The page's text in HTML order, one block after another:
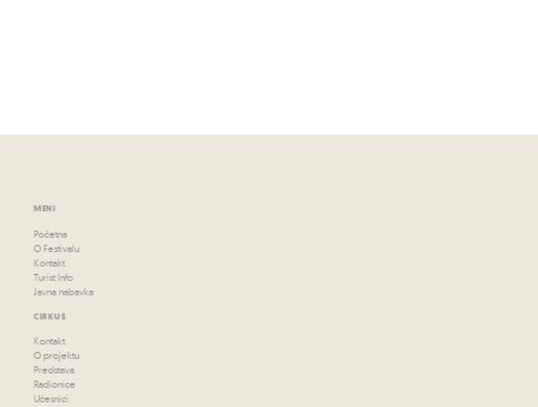
MENI
Početna
O Festivalu
Kontakt
Turist Info
Javna nabavka
CIRKUS
Kontakt
O projektu
Predstava
Radionice
Učesnici